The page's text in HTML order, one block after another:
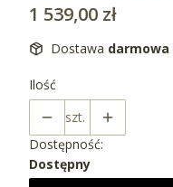
Cena
1 539,00 zł
Dostawa darmowa
Ilość
szt.
Dostępność:
Dostępny